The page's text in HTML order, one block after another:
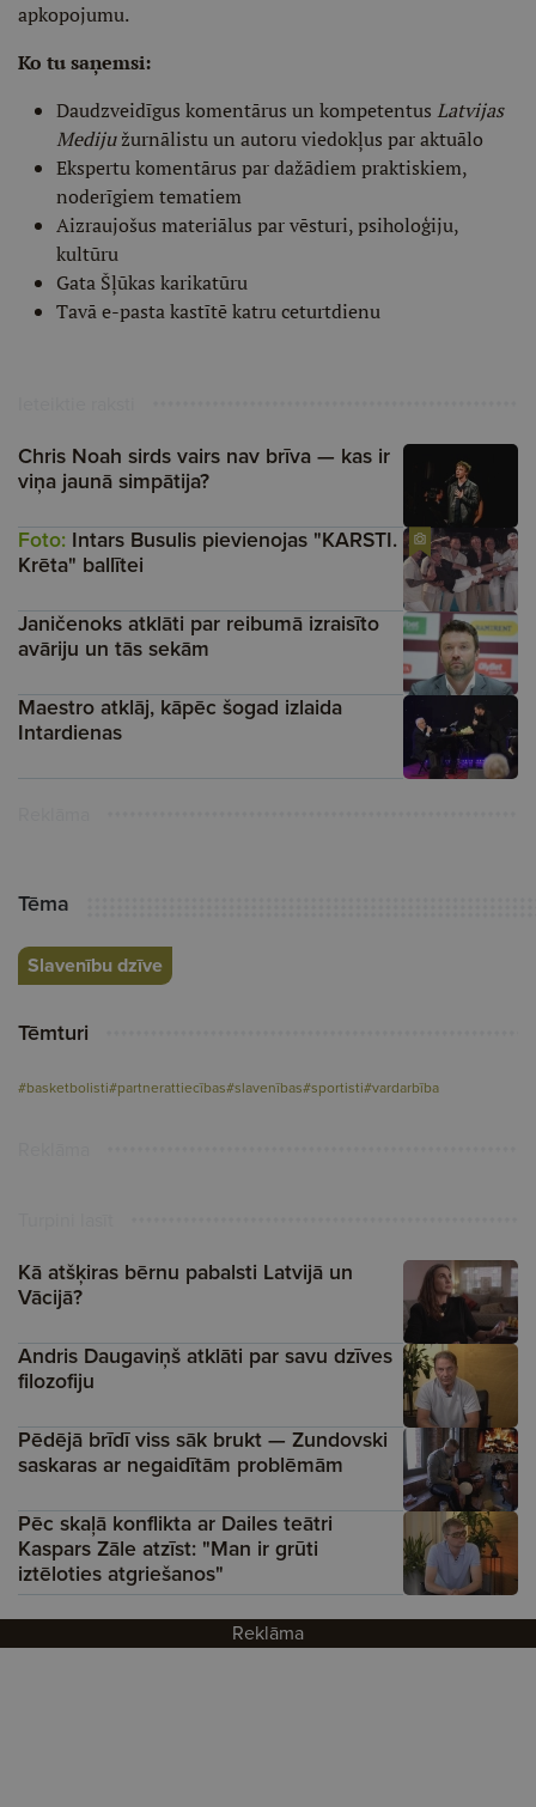
apkopojumu.
Ko tu saņemsi:
Daudzveidīgus komentārus un kompetentus Latvijas
Medijužurnālistu un autoru viedokļus par aktuālo
Ekspertu komentārus par dažādiem praktiskiem,
noderīgiem tematiem
Aizraujošus materiālus par vēsturi, psiholoģiju,
kultūru
Gata Šļūkas karikatūru
Tavā e-pasta kastītē katru ceturtdienu
Chris Noah sirds vairs nav brīva — kas ir
viņa jaunā simpātija?
Foto: Intars Busulis pievienojas "KARSTI.
Krēta" ballītei
Janičenoks atklāti par reibumā izraisīto
avāriju un tās sekām
Maestro atklāj, kāpēc šogad izlaida
Intardienas
Tēma
Slavenību dzīve
Tēmturi
#basketbolisti#partnerattiecības#slavenības#sportisti#vardarbība
Kā atšķiras bērnu pabalsti Latvijā un
Vācijā?
Andris Daugaviņš atklāti par savu dzīves
filozofiju
Pēdējā brīdī viss sāk brukt — Zundovski
saskaras ar negaidītām problēmām
Pēc skaļā konflikta ar Dailes teātri
Kaspars Zāle atzīst: "Man ir grūti
iztēloties atgriešanos"
Reklāma